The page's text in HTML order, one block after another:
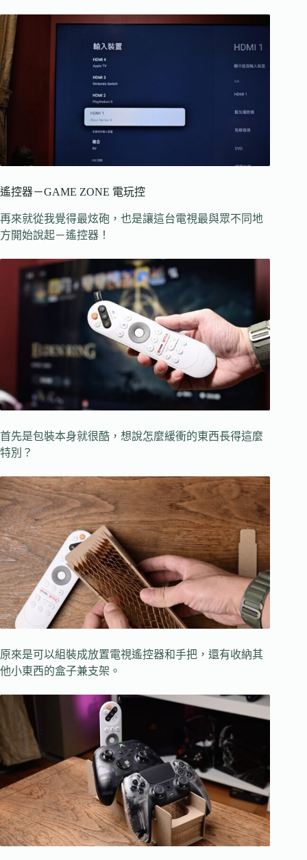
遙控器－GAME ZONE 電玩控
再來就從我覺得最炫砲，也是讓這台電視最與眾不同地
方開始說起－遙控器！
首先是包裝本身就很酷，想說怎麼緩衝的東西長得這麼
特別？
原來是可以組裝成放置電視遙控器和手把，還有收納其
他小東西的盒子兼支架。